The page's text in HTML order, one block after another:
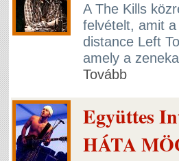
A The Kills
felvételt, amit
distance Left
amely a
Tovább
Együttes
HÁTA